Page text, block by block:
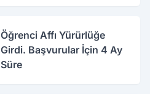
Öğrenci Affı Yürürlüğe
Girdi. Başvurular İçin 4 Ay
Süre